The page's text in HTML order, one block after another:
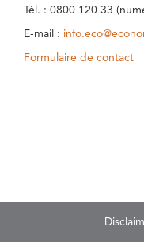
Tél. : 0800 120 33
E-mail :
Formulaire de contact